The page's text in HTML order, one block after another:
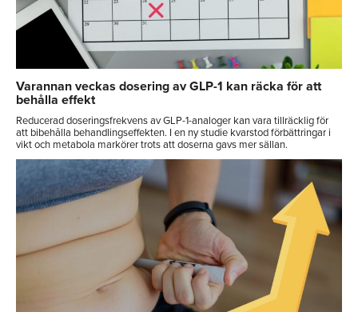
Varannan veckas dosering av GLP-1 kan räcka för att
behålla effekt
Reducerad doseringsfrekvens av GLP-1-analoger kan vara tillräcklig för
att bibehålla behandlingseffekten. I en ny studie kvarstod förbättringar i
vikt och metabola markörer trots att doserna gavs mer sällan.